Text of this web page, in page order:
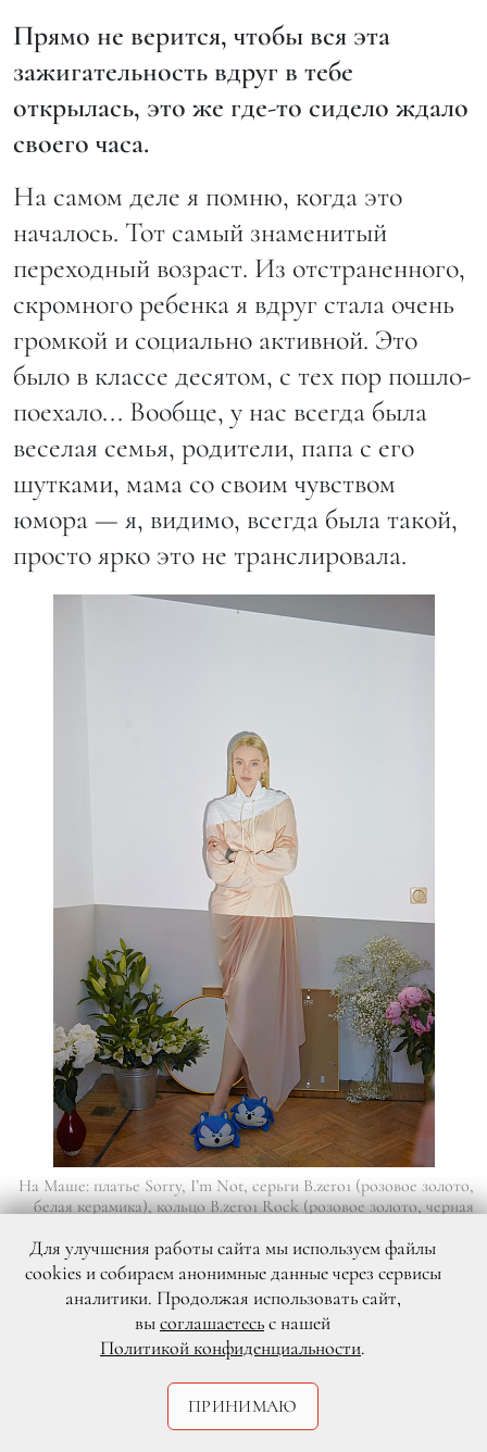
Прямо не верится, чтобы вся эта
зажигательность вдруг в тебе
открылась, это же где-то сидело ждало
своего часа.
На самом деле я помню, когда это
началось. Тот самый знаменитый
переходный возраст. Из отстраненного,
скромного ребенка я вдруг стала очень
громкой и социально активной. Это
было в классе десятом, с тех пор пошло-
поехало... Вообще, у нас всегда была
веселая семья, родители, папа с его
шутками, мама со своим чувством
юмора — я, видимо, всегда была такой,
просто ярко это не транслировала.
На Маше: платье Sorry, I’m Not, серьги B.zero1 (розовое золото,
белая керамика), кольцо B.zero1 Rock (розовое золото, черная
титана) — всё Bvlgari
Маша, а когда ты поняла, что ты
красивая, ну или не такая, как все?
Наверное, когда я прилетела из Милана
после своего первого контракта домой в
Для улучшения работы сайта мы используем файлы
cookies и собираем анонимные данные через сервисы
аналитики. Продолжая использовать сайт,
высоглашаетесьс нашей
Политикой конфиденциальности.
ПРИНИМАЮ